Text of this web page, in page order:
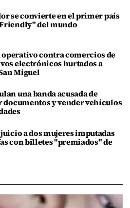
se convierte en el primer país
del mundo
contra comercios de
electrónicos hurtados a
Miguel
una banda acusada de
y vender vehículos
a dos mujeres imputadas
con billetes "premiados" de